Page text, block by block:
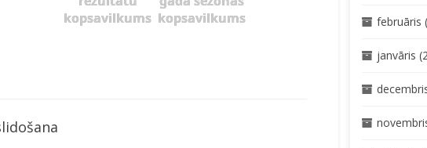
kopsavilkums kopsavilkums
februāris
janvāris